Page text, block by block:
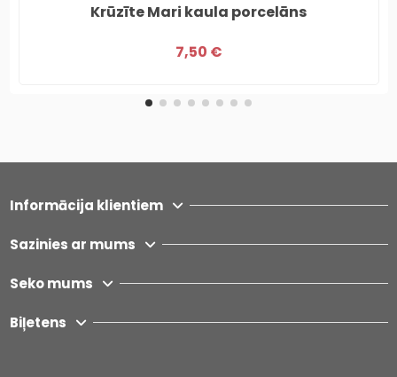
Krūzīte Mari kaula porcelāns
7,50 €
Informācija klientiem
Sazinies ar mums
Seko mums
Biļetens